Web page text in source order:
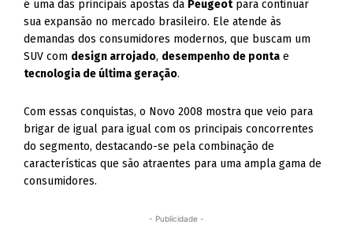
é uma das principais apostas da Peugeotpara continuar
sua expansão no mercado brasileiro. Ele atende às
demandas dos consumidores modernos, que buscam um
SUV com design arrojado, desempenho de ponta e
tecnologia de última geração.
Com essas conquistas, o Novo 2008 mostra que veio para
brigar de igual para igual com os principais concorrentes
do segmento, destacando-se pela combinação de
características que são atraentes para uma ampla gama de
consumidores.
- Publicidade -